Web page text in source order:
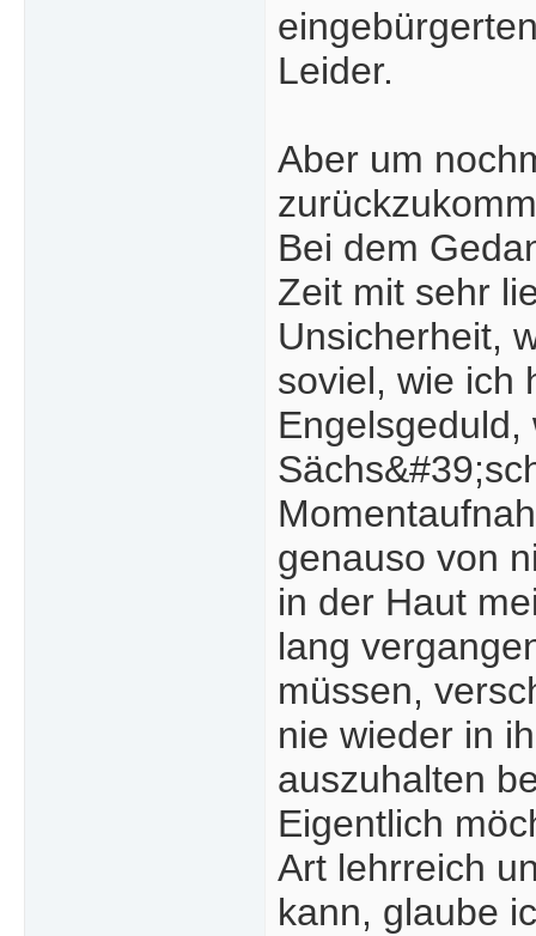
Leider.
Aber um
Bei dem
Zeit mit sehr
Unsicherheit,
soviel, wie ich
genauso von
in der Haut
lang
müssen,
nie wieder in
auszuhalten
Eigentlich
Art lehrreich
kann, glaube